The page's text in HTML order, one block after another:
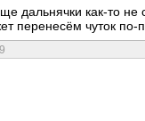
дальнячки как-то не
перенесём чуток по-